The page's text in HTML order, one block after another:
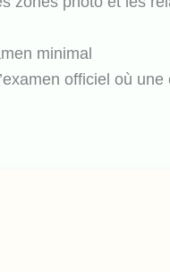
minimal
officiel où